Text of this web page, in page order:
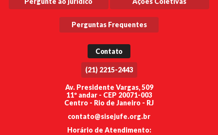
Perguntas Frequentes
Contato
(21) 2215-2443
Av. Presidente Vargas, 509
11º andar - CEP 20071-003
Centro - Rio de Janeiro - RJ
contato@sisejufe.org.br
Horário de Atendimento: